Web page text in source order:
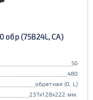
обр (75B24L, CA)
50
480
обратная (0, L)
237x128x222 мм.